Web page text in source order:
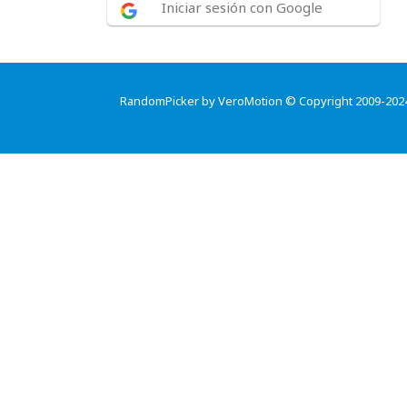
Iniciar sesión con Google
RandomPicker by VeroMotion © Copyright 2009-